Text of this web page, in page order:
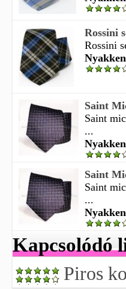
Rossini
Rossini
Saint
Saint
...
Saint
Saint
...
Kapcsolódó
Piros